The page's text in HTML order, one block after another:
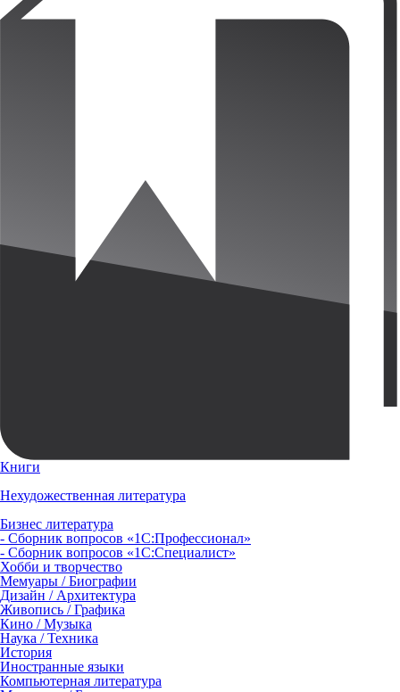
Книги
Нехудожественная литература
Бизнес литература
- Сборник вопросов «1С:Профессионал»
- Сборник вопросов «1С:Специалист»
Хобби и творчество
Мемуары / Биографии
Дизайн / Архитектура
Живопись / Графика
Кино / Музыка
Наука / Техника
История
Иностранные языки
Компьютерная литература